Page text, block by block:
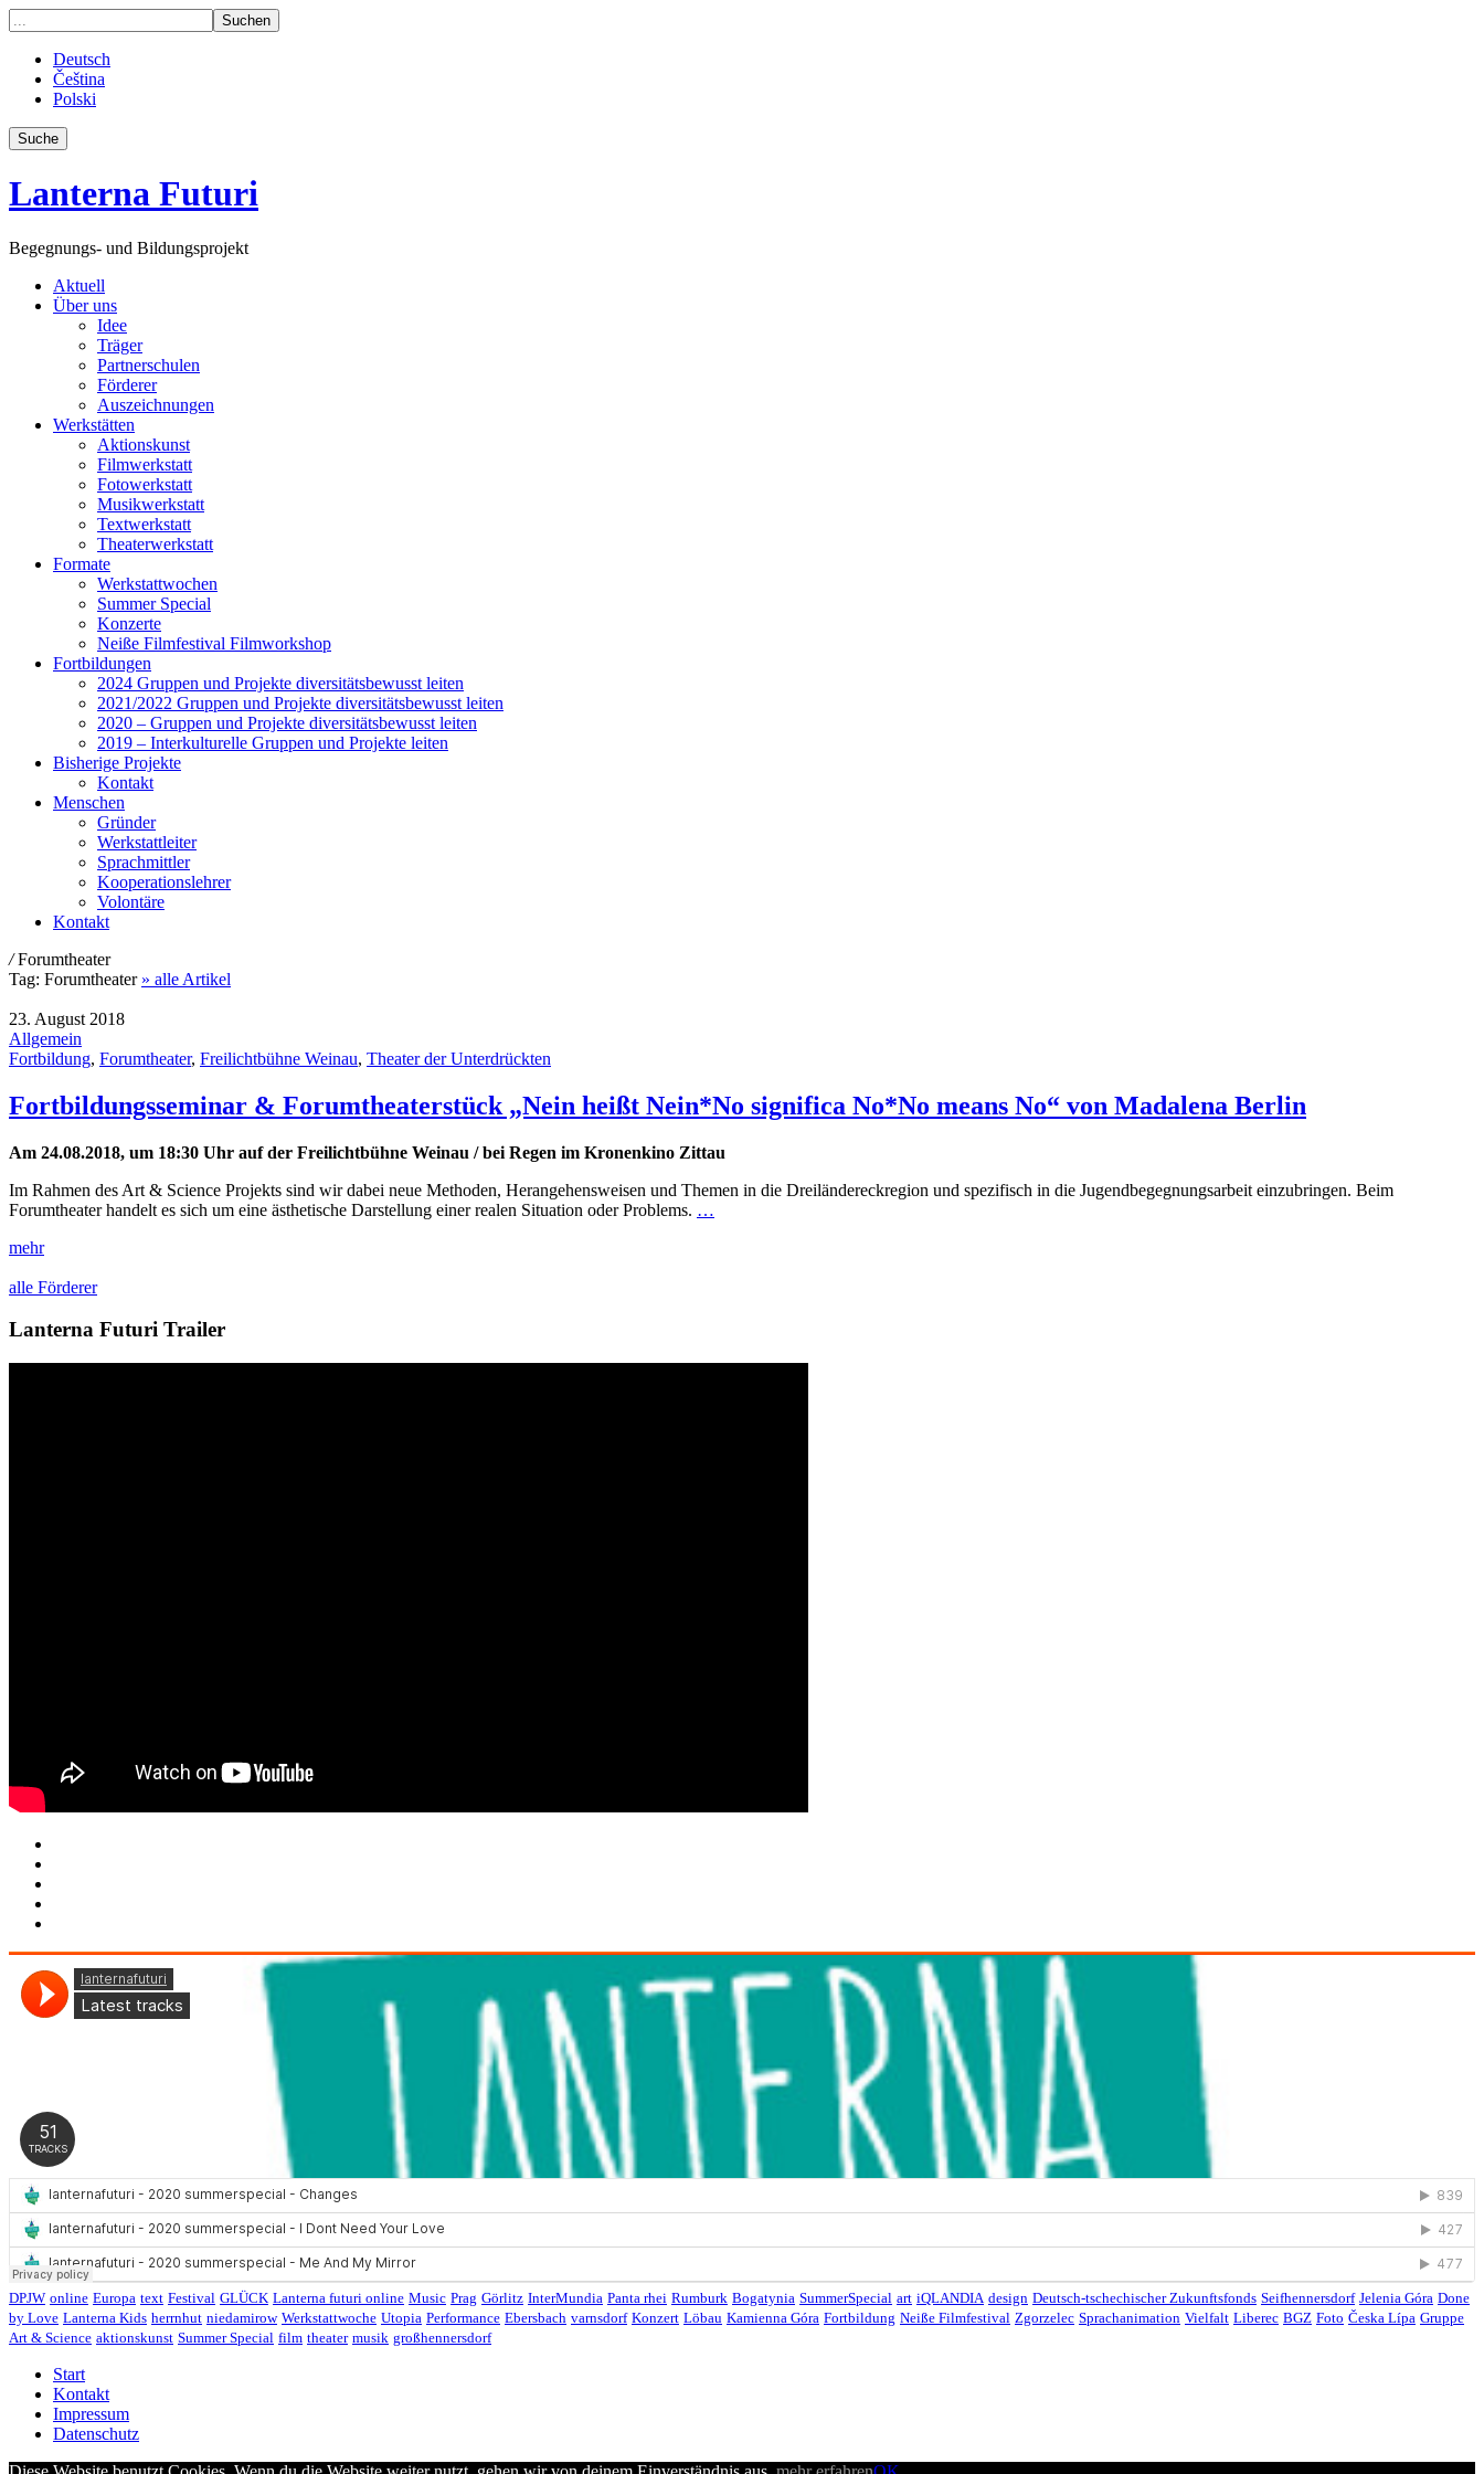
Deutsch
Čeština
Polski
Suche
Lanterna Futuri
Begegnungs- und Bildungsprojekt
Aktuell
Über uns
Idee
Träger
Partnerschulen
Förderer
Auszeichnungen
Werkstätten
Aktionskunst
Filmwerkstatt
Fotowerkstatt
Musikwerkstatt
Textwerkstatt
Theaterwerkstatt
Formate
Werkstattwochen
Summer Special
Konzerte
Neiße Filmfestival Filmworkshop
Fortbildungen
2024 Gruppen und Projekte diversitätsbewusst leiten
2021/2022 Gruppen und Projekte diversitätsbewusst leiten
2020 – Gruppen und Projekte diversitätsbewusst leiten
2019 – Interkulturelle Gruppen und Projekte leiten
Bisherige Projekte
Kontakt
Menschen
Gründer
Werkstattleiter
Sprachmittler
Kooperationslehrer
Volontäre
Kontakt
/ Forumtheater
Tag: Forumtheater » alle Artikel
23. August 2018
Allgemein
Fortbildung, Forumtheater, Freilichtbühne Weinau, Theater der Unterdrückten
Fortbildungsseminar & Forumtheaterstück „Nein heißt Nein*No significa No*No means No“ von Madalena Berlin
Am 24.08.2018, um 18:30 Uhr auf der Freilichtbühne Weinau / bei Regen im Kronenkino Zittau
Im Rahmen des Art & Science Projekts sind wir dabei neue Methoden, Herangehensweisen und Themen in die Dreiländereckregion und spezifisch in die Jugendbegegnungsarbeit einzubringen. Beim
Forumtheater handelt es sich um eine ästhetische Darstellung einer realen Situation oder Problems. …
mehr
alle Förderer
Lanterna Futuri Trailer
DPJW online Europa text Festival GLÜCK Lanterna futuri online Music Prag Görlitz InterMundia Panta rhei Rumburk Bogatynia SummerSpecial art iQLANDIA design Deutsch-tschechischer Zukunftsfonds Seifhennersdorf Jelenia Góra Done
by Love Lanterna Kids herrnhut niedamirow Werkstattwoche Utopia Performance Ebersbach varnsdorf Konzert Löbau Kamienna Góra Fortbildung Neiße Filmfestival Zgorzelec Sprachanimation Vielfalt Liberec BGZ Foto Česka Lípa Gruppe
Art & Science aktionskunst Summer Special film theater musik großhennersdorf
Start
Kontakt
Impressum
Datenschutz